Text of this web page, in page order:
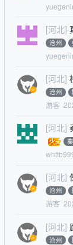
[河北]
沧州
[河北]
沧州
游客
[河北]
[河北]
沧州
游客
[河北]
沧州